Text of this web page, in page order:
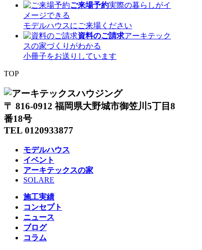
ご来場予約実際の暮らしがイ
メージできる
モデルハウスにご来場ください
資料のご請求アーキテック
スの家づくりがわかる
小冊子をお送りしています
TOP
〒 816-0912 福岡県大野城市御笠川5丁目8
番18号
TEL 0120933877
モデルハウス
イベント
アーキテックスの家
SOLARE
施工実績
コンセプト
ニュース
ブログ
コラム